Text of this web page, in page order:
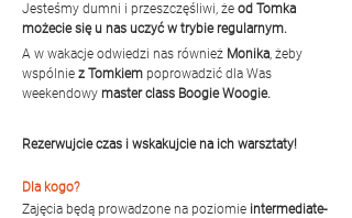
Jesteśmy dumni i przeszczęśliwi, że od Tomka
możecie się u nas uczyć w trybie regularnym.
A w wakacje odwiedzi nas również Monika, żeby
wspólnie z Tomkiem poprowadzić dla Was
weekendowy master class Boogie Woogie.
Rezerwujcie czas i wskakujcie na ich warsztaty!
Dla kogo?
Zajęcia będą prowadzone na poziomie intermediate-